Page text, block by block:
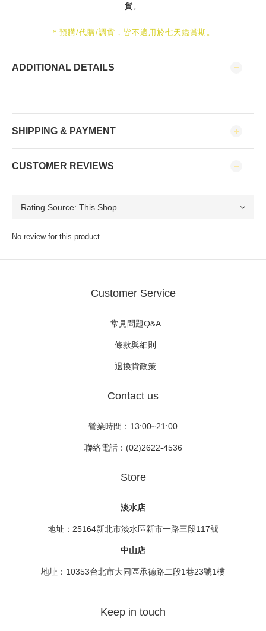
貨。
＊預購/代購/調貨，皆不適用於七天鑑賞期。
ADDITIONAL DETAILS
SHIPPING & PAYMENT
CUSTOMER REVIEWS
No review for this product
Customer Service
常見問題Q&A
條款與細則
退換貨政策
Contact us
營業時間：13:00~21:00
聯絡電話：(02)2622-4536
Store
淡水店
地址：25164新北市淡水區新市一路三段117號
中山店
地址：10353台北市大同區承德路二段1巷23號1樓
Keep in touch